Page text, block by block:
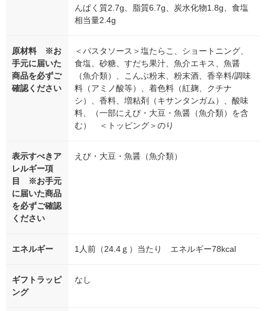
んぱく質2.7g、脂質6.7g、炭水化物1.8g、食塩
相当量2.4g
原材料 ※お
手元に届いた
商品を必ずご
確認ください
＜パスタソース＞塩たらこ、ショートニング、
食塩、砂糖、すだち果汁、魚介エキス、魚醤
（魚介類）、こんぶ粉末、粉末酒、香辛料/調味
料（アミノ酸等）、着色料（紅麹、クチナ
シ）、香料、増粘剤（キサンタンガム）、酸味
料、（一部にえび・大豆・魚醤（魚介類）を含
む） ＜トッピング＞のり
表示すべきア
レルギー項
目 ※お手元
に届いた商品
を必ずご確認
ください
えび・大豆・魚醤（魚介類）
エネルギー 1人前（24.4ｇ）当たり エネルギー78kcal
ギフトラッピ
ング
なし